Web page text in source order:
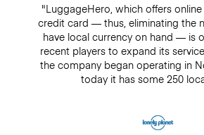
"LuggageHero, which offers
credit card — thus, eliminating the
have local currency on hand — is
recent players to expand its
the company began operating in
today it has some 250